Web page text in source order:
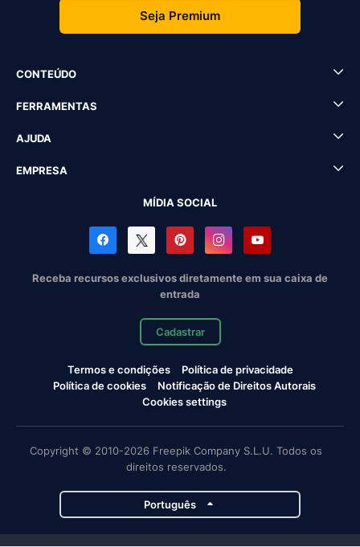
Seja Premium
CONTEÚDO
FERRAMENTAS
AJUDA
EMPRESA
MÍDIA SOCIAL
Receba recursos exclusivos diretamente em sua caixa de
entrada
Cadastrar
Termos e condições
Política de privacidade
Política de cookies
Notificação de Direitos Autorais
Cookies settings
Copyright © 2010-2026 Freepik Company S.L.U. Todos os
direitos reservados.
Português